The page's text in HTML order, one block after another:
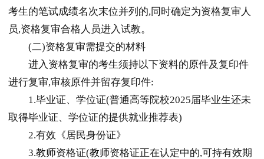
考生的笔试成绩名次末位并列的,同时确定为资格复审人
员,资格复审合格人员进入试教。
(二)资格复审需提交的材料
进入资格复审的考生须持以下资料的原件及复印件
进行复审,审核原件并留存复印件:
1.毕业证、学位证(普通高等院校2025届毕业生还未
取得毕业证、学位证的提供就业推荐表)
2.有效《居民身份证》
3.教师资格证(教师资格证正在认定中的,可持有效期